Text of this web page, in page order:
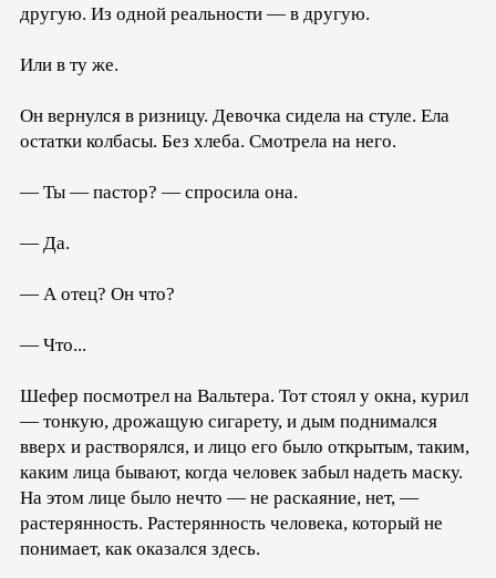
другую. Из одной реальности — в другую.
Или в ту же.
Он вернулся в ризницу. Девочка сидела на стуле. Ела
остатки колбасы. Без хлеба. Смотрела на него.
— Ты — пастор? — спросила она.
— Да.
— А отец? Он что?
— Что...
Шефер посмотрел на Вальтера. Тот стоял у окна, курил
— тонкую, дрожащую сигарету, и дым поднимался
вверх и растворялся, и лицо его было открытым, таким,
каким лица бывают, когда человек забыл надеть маску.
На этом лице было нечто — не раскаяние, нет, —
растерянность. Растерянность человека, который не
понимает, как оказался здесь.